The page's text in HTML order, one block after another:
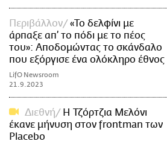
Περιβάλλον
«Το δελφίνι με
άρπαξε απ’ το πόδι με το πέος
του»: Αποδομώντας το σκάνδαλο
που εξόργισε ένα ολόκληρο έθνος
LifO Newsroom
21.9.2023
Διεθνή
Η Τζόρτζια Μελόνι
έκανε μήνυση στον frontman των
Placebo